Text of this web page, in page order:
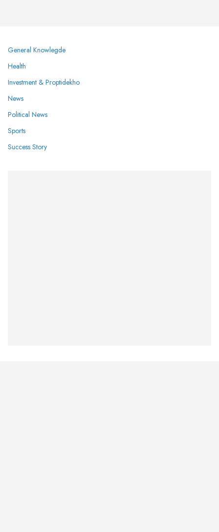
General Knowlegde
Health
Investment & Proptidekho
News
Political News
Sports
Success Story